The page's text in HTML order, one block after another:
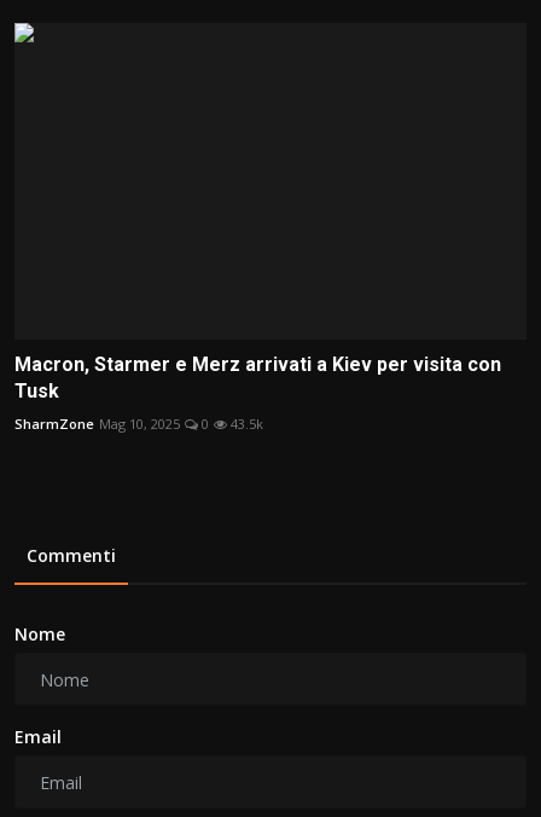
Macron, Starmer e Merz arrivati a Kiev per visita con
Tusk
SharmZone Mag 10, 2025 0 43.5k
Commenti
Nome
Email